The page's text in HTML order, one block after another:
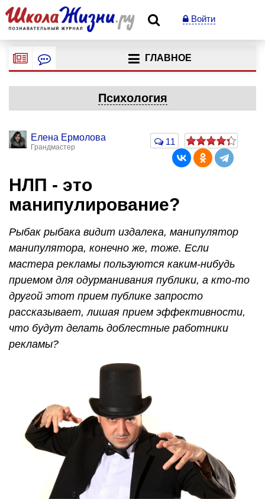
Войти
ГЛАВНОЕ
Психология
Елена Ермолова
Грандмастер
11
НЛП - это
манипулирование?
Рыбак рыбака видит издалека, манипулятор
манипулятора, конечно же, тоже. Если
мастера рекламы пользуются каким-нибудь
приемом для одурманивания публики, а кто-то
другой этот прием публике запросто
рассказывает, лишая прием эффективности,
что будут делать доблестные работники
рекламы?